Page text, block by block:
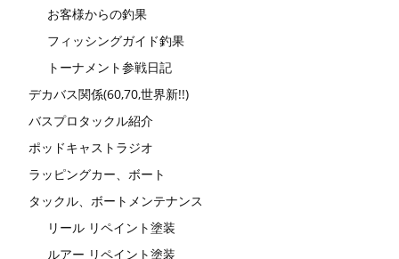
お客様からの釣果
フィッシングガイド釣果
トーナメント参戦日記
デカバス関係(60,70,世界新!!)
バスプロタックル紹介
ポッドキャストラジオ
ラッピングカー、ボート
タックル、ボートメンテナンス
リール リペイント塗装
ルアー リペイント塗装